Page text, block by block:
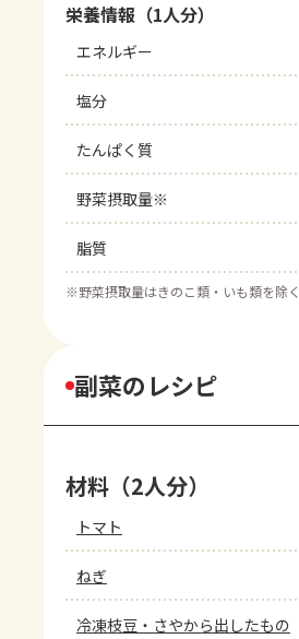
栄養情報（1人分）
エネルギー
塩分
たんぱく質
野菜摂取量※
脂質
※野菜摂取量はきのこ類・いも類を除く
副菜のレシピ
材料（2人分）
トマト
ねぎ
冷凍枝豆・さやから出したもの